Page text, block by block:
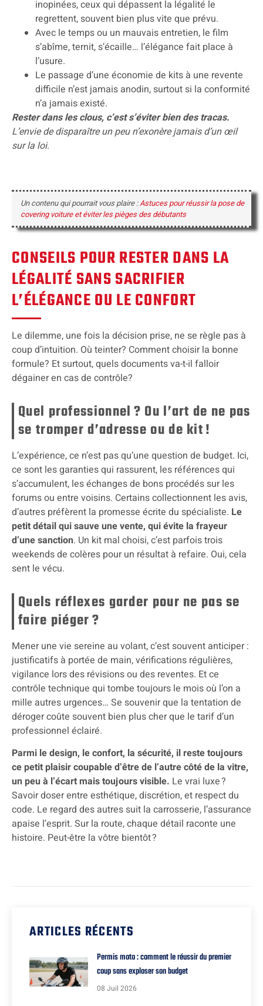
inopinées, ceux qui dépassent la légalité le
regrettent, souvent bien plus vite que prévu.
Avec le temps ou un mauvais entretien, le film
s’abîme, ternit, s’écaille… l’élégance fait place à
l’usure.
Le passage d’une économie de kits à une revente
difficile n’est jamais anodin, surtout si la conformité
n’a jamais existé.
Rester dans les clous, c’est s’éviter bien des tracas.
L’envie de disparaître un peu n’exonère jamais d’un œil
sur la loi.
Un contenu qui pourrait vous plaire :Astuces pour réussir la pose de
covering voiture et éviter les pièges des débutants
CONSEILS POUR RESTER DANS LA
LÉGALITÉ SANS SACRIFIER
L’ÉLÉGANCE OU LE CONFORT
Le dilemme, une fois la décision prise, ne se règle pas à
coup d’intuition. Où teinter? Comment choisir la bonne
formule? Et surtout, quels documents va-t-il falloir
dégainer en cas de contrôle?
Quel professionnel ? Ou l’art de ne pas
se tromper d’adresse ou de kit !
L’expérience, ce n’est pas qu’une question de budget. Ici,
ce sont les garanties qui rassurent, les références qui
s’accumulent, les échanges de bons procédés sur les
forums ou entre voisins. Certains collectionnent les avis,
d’autres préfèrent la promesse écrite du spécialiste. Le
petit détail qui sauve une vente, qui évite la frayeur
d’une sanction. Un kit mal choisi, c’est parfois trois
weekends de colères pour un résultat à refaire. Oui, cela
sent le vécu.
Quels réflexes garder pour ne pas se
faire piéger ?
Mener une vie sereine au volant, c’est souvent anticiper :
justificatifs à portée de main, vérifications régulières,
vigilance lors des révisions ou des reventes. Et ce
contrôle technique qui tombe toujours le mois où l’on a
mille autres urgences… Se souvenir que la tentation de
déroger coûte souvent bien plus cher que le tarif d’un
professionnel éclairé.
Parmi le design, le confort, la sécurité, il reste toujours
ce petit plaisir coupable d’être de l’autre côté de la vitre,
un peu à l’écart mais toujours visible. Le vrai luxe ?
Savoir doser entre esthétique, discrétion, et respect du
code. Le regard des autres suit la carrosserie, l’assurance
apaise l’esprit. Sur la route, chaque détail raconte une
histoire. Peut-être la vôtre bientôt ?
ARTICLES RÉCENTS
Permis moto : comment le réussir du premier
coup sans exploser son budget
08 Juil 2026